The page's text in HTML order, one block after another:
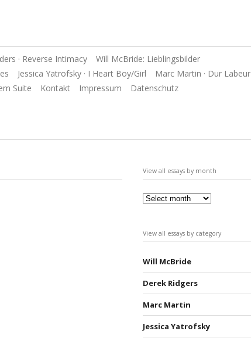
· Reverse Intimacy
Will McBride: Lieblingsbilder
Jessica Yatrofsky · I Heart Boy/Girl
Marc Martin · Dur Labeur
Suite Kontakt Impressum Datenschutz
View all essays by month
View all essays by category
Will McBride
Derek Ridgers
Marc Martin
Jessica Yatrofsky